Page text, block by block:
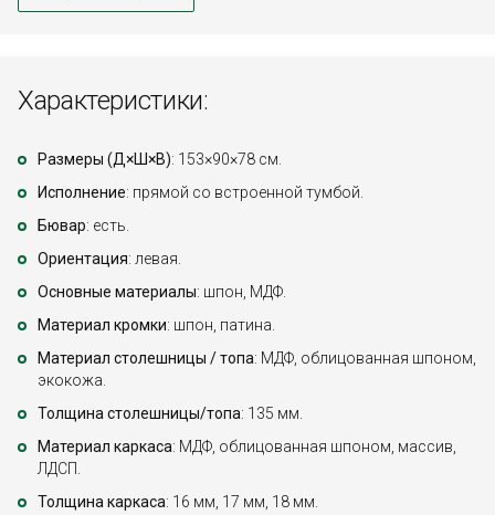
Характеристики:
Размеры (Д×Ш×В): 153×90×78 см.
Исполнение: прямой со встроенной тумбой.
Бювар: есть.
Ориентация: левая.
Основные материалы: шпон, МДФ.
Материал кромки: шпон, патина.
Материал столешницы / топа: МДФ, облицованная шпоном,
экокожа.
Толщина столешницы/топа: 135 мм.
Материал каркаса: МДФ, облицованная шпоном, массив,
ЛДСП.
Толщина каркаса: 16 мм, 17 мм, 18 мм.